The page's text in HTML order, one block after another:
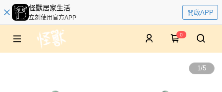
怪獸居家生活
立刻使用官方APP
開啟APP
0
1/5